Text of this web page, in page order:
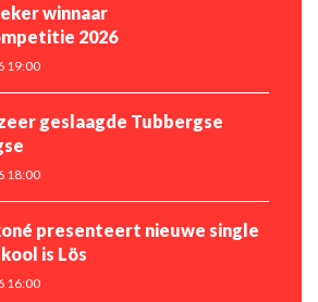
winnaar
2026
19:00
Tubbergse
18:00
presenteert nieuwe single
is Lös
16:00